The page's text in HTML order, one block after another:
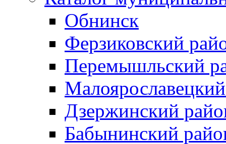
Обнинск
Ферзиковский
Перемышльский
Дзержинский
Бабынинский